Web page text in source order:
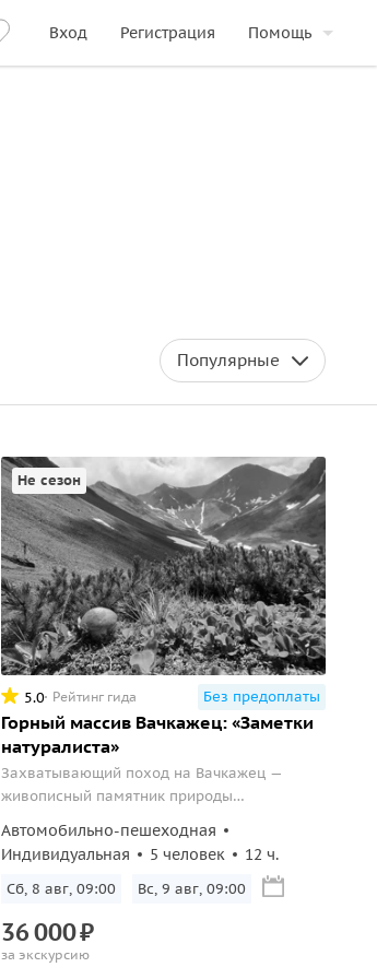
Вход Регистрация Помощь
Популярные
Не сезон
5.0 Рейтинг гида Без предоплаты
Горный массив Вачкажец: «Заметки
натуралиста»
Захватывающий поход на Вачкажец —
живописный памятник природы
впечатляющих окрестностей и озера
Тахколоч.
Автомобильно-пешеходная
Индивидуальная
5 человек 12 ч.
Сб, 8 авг, 09:00 Вс, 9 авг, 09:00
36000₽
за экскурсию